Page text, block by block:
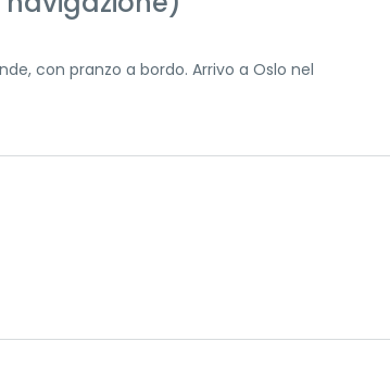
con pranzo a bordo. Arrivo a Oslo nel